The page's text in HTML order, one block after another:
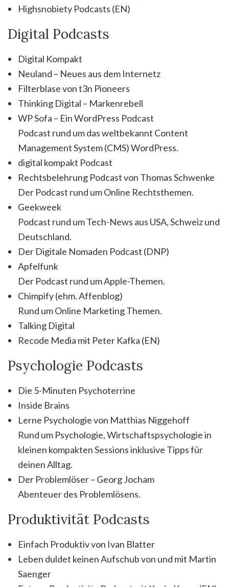
Highsnobiety Podcasts (EN)
Digital Podcasts
Digital Kompakt
Neuland – Neues aus dem Internetz
Filterblase von t3n Pioneers
Thinking Digital – Markenrebell
WP Sofa – Ein WordPress Podcast
Podcast rund um das weltbekannt Content
Management System (CMS) WordPress.
digital kompakt Podcast
Rechtsbelehrung Podcast von Thomas Schwenke
Der Podcast rund um Online Rechtsthemen.
Geekweek
Podcast rund um Tech-News aus USA, Schweiz und
Deutschland.
Der Digitale Nomaden Podcast (DNP)
Apfelfunk
Der Podcast rund um Apple-Themen.
Chimpify (ehm. Affenblog)
Rund um Online Marketing Themen.
Talking Digital
Recode Media mit Peter Kafka (EN)
Psychologie Podcasts
Die 5-Minuten Psychoterrine
Inside Brains
Lerne Psychologie von Matthias Niggehoff
Rund um Psychologie, Wirtschaftspsychologie in
kleinen kompakten Sessions inklusive Tipps für
deinen Alltag.
Der Problemlöser – Georg Jocham
Abenteuer des Problemlösens.
Produktivität Podcasts
Einfach Produktiv von Ivan Blatter
Leben duldet keinen Aufschub von und mit Martin
Saenger